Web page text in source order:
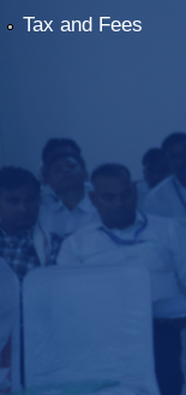
Tax and Fees